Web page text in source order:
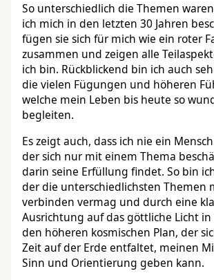
So unterschiedlich die Themen
ich mich in den letzten 30 Jahren
fügen sie sich für mich wie ein roter
zusammen und zeigen alle
ich bin. Rückblickend bin ich auch
die vielen Fügungen und höheren
welche mein Leben bis heute so
begleiten.
Es zeigt auch, dass ich nie ein
der sich nur mit einem Thema
darin seine Erfüllung findet. So bin
der die unterschiedlichsten Themen
verbinden vermag und durch eine
Ausrichtung auf das göttliche Licht
den höheren kosmischen Plan, der
Zeit auf der Erde entfaltet, meinen
Sinn und Orientierung geben kann.